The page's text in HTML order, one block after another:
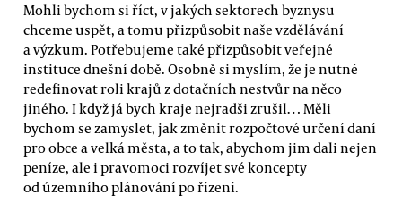
Mohli bychom si říct, v jakých sektorech byznysu
chceme uspět, a tomu přizpůsobit naše vzdělávání
a výzkum. Potřebujeme také přizpůsobit veřejné
instituce dnešní době. Osobně si myslím, že je nutné
redefinovat roli krajů z dotačních nestvůr na něco
jiného. I když já bych kraje nejradši zrušil… Měli
bychom se zamyslet, jak změnit rozpočtové určení daní
pro obce a velká města, a to tak, abychom jim dali nejen
peníze, ale i pravomoci rozvíjet své koncepty
od územního plánování po řízení.